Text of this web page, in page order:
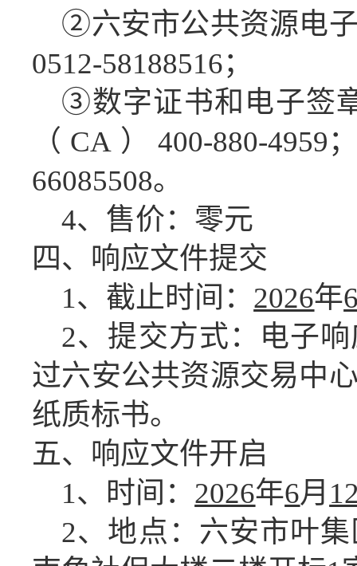
②六安市公共资源电
0512-58188516；
③数字证书和电子签
（CA）400-880-
66085508。
4、售价：零元
四、响应文件提交
1、截止时间： 2026年
2、提交方式：电子
过六安公共资源交易中
纸质标书。
五、 响应文件开启
1、时间： 2026年6月
2、地点：六安市叶